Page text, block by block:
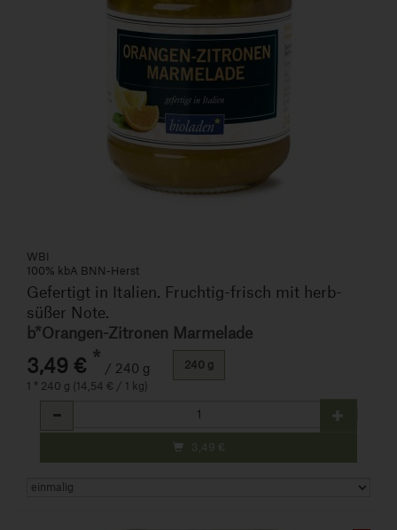
WBI
100% kbA BNN-Herst
Gefertigt in Italien. Fruchtig-frisch mit herb-
süßer Note.
b*Orangen-Zitronen Marmelade
3,49 € * / 240 g
1 * 240 g (14,54 € / 1 kg)
240 g
Anzahl
3,49 €